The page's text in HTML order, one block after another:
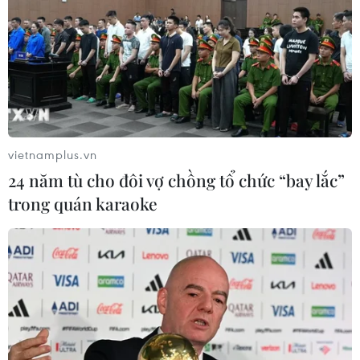
Cập có liên quan đến xung đột tại
Trung Đông
30/07/2026 07:38
Cháy lớn chưa rõ nguyên nhân tại
cảng Damietta của Ai Cập
30/07/2026 00:58
Việt Nam-Burundi thúc đẩy hợp tác
giữa hai Đảng và trên nhiều lĩnh vực
29/07/2026 11:02
Phố Main ở Johannesburg: Từ "Wall
vietnamplus.vn
24 năm tù cho đôi vợ chồng tổ chức “bay lắc”
trong quán karaoke